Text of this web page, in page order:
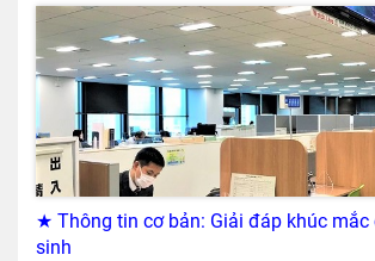
của người nước ngoài Đây là thông tin mà Bộ Y tế, Lao động và
Phúc lợi Nhật Bản đã công bố năm 2021 về
bao gồm tiền làm thêm giờ của lao động
◆Mức lương đối với từng tư cách lưu trú Tư cách lưu trú (Visa)
Mức lương (Yên) Mức lương (VNĐ) "Kỹ thuật - Tri thức nhân
văn - Nghiệp vụ quốc tế" v.v. ¥302,200 59,523,000 ₫ Kỹ năng
đặc định ¥174,600 34,390,000 ₫ Thực tập kỹ năng ¥161,700
31,849,000 ₫ ※ 100 yên = 19.697 VNĐ (thời điểm ngày
4/2/2022) ※ 100 yên = 19.697 VNĐ (thời điểm ngày 4/2/2022)
★ Thông tin cơ bản: Giải đáp khúc
sinh